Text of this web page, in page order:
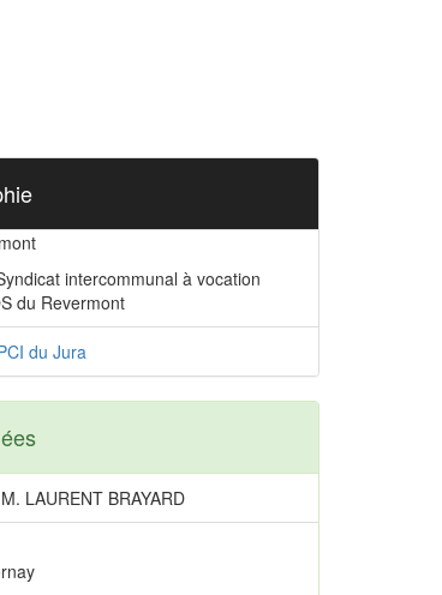
intercommunal à vocation
du Revermont
du Jura
LAURENT BRAYARD